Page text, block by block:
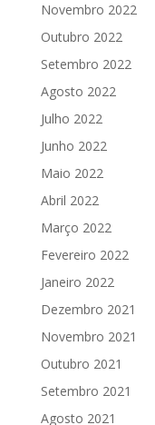
Novembro 2022
Outubro 2022
Setembro 2022
Agosto 2022
Julho 2022
Junho 2022
Maio 2022
Abril 2022
Março 2022
Fevereiro 2022
Janeiro 2022
Dezembro 2021
Novembro 2021
Outubro 2021
Setembro 2021
Agosto 2021